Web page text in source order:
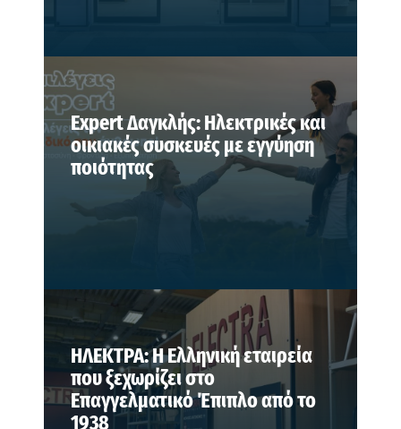
Expert Δαγκλής: Ηλεκτρικές και
οικιακές συσκευές με εγγύηση
ποιότητας
ΗΛΕΚΤΡΑ: Η Ελληνική εταιρεία
που ξεχωρίζει στο
Επαγγελματικό Έπιπλο από το
1938